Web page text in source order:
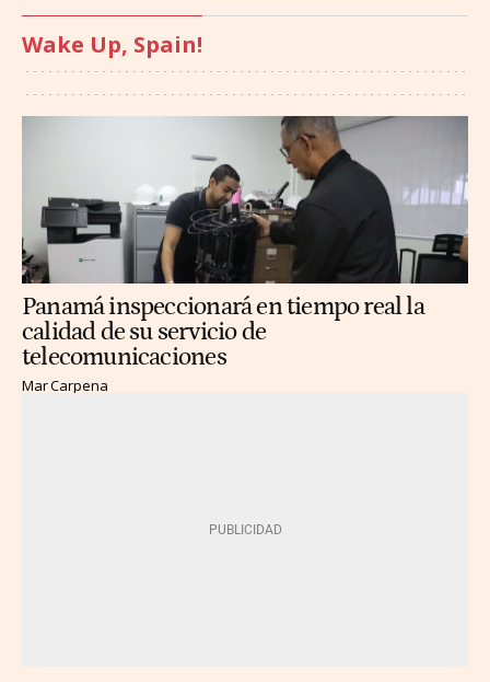
Wake Up, Spain!
Panamá inspeccionará en tiempo real la
calidad de su servicio de
telecomunicaciones
Mar Carpena